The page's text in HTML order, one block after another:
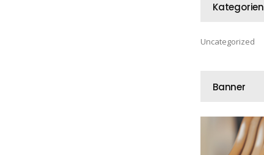
Kategorien
Uncategorized
Banner